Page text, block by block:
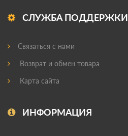
СЛУЖБА ПОДДЕРЖКИ
Связаться с нами
Возврат и обмен товара
Карта сайта
ИНФОРМАЦИЯ